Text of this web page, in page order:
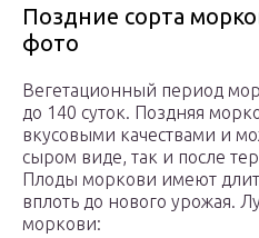
Поздние сорта
фото
Вегетационный период
до 140 суток. Поздняя
вкусовыми качествами и
сыром виде, так и после
Плоды моркови имеют
вплоть до нового урожая.
моркови: